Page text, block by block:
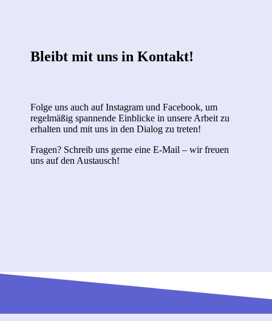
Bleibt mit uns in Kontakt!
Folge uns auch auf Instagram und Facebook, um
regelmäßig spannende Einblicke in unsere Arbeit zu
erhalten und mit uns in den Dialog zu treten!
Fragen? Schreib uns gerne eine E-Mail – wir freuen
uns auf den Austausch!